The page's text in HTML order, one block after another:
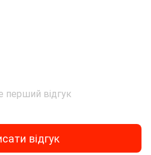
перший відгук
відгук